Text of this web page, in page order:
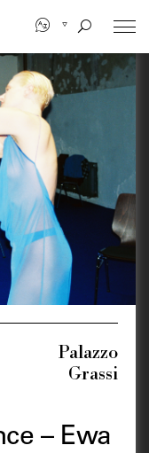
Palazzo
Grassi
– Ewa